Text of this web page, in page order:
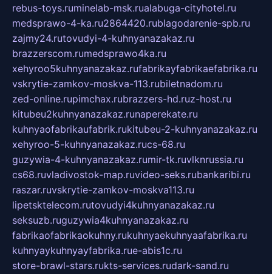
rebus-toys.ruminelab-msk.rualabuga-cityhotel.ru
medsprawo-4-ka.ru2864420.rublagodarenie-spb.ru
zajmy24.rutovudyi-4-kuhnyanazakaz.ru
brazzerscom.rumedsprawo4ka.ru
xehyroo5kuhnyanazakaz.rufabrikayfabrikaefabrika.ru
vskrytie-zamkov-moskva-113.rubiletnadom.ru
zed-online.rupimchax.rubrazzers-hd.ruz-host.ru
kitubeu2kuhnyanazakaz.runaperekate.ru
kuhnyaofabrikaufabrik.rukitubeu-2-kuhnyanazakaz.ru
xehyroo-5-kuhnyanazakaz.rucs-68.ru
guzywia-4-kuhnyanazakaz.rumir-tk.ruvlknrussia.ru
cs68.ruvladivostok-map.ruvideo-seks.rubankaribi.ru
raszar.ruvskrytie-zamkov-moskva113.ru
lipetsktelecom.rutovudyi4kuhnyanazakaz.ru
seksuzb.ruguzywia4kuhnyanazakaz.ru
fabrikaofabrikaokuhny.rukuhnyaekuhnyaafabrika.ru
kuhnyaykuhnyayfabrika.rue-abis1c.ru
store-brawl-stars.rukts-services.rudark-sand.ru